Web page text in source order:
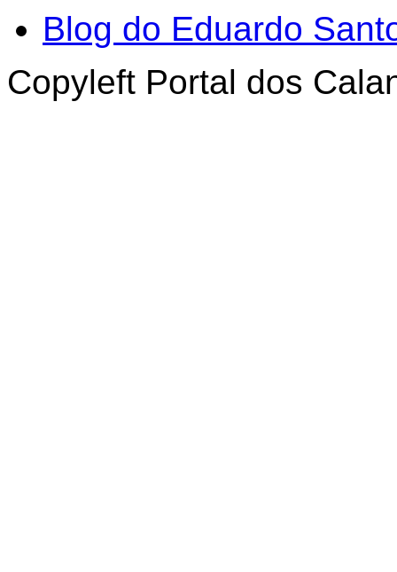
Blog do Eduardo
Copyleft Portal dos